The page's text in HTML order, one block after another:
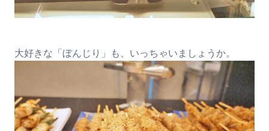
大好きな「ぼんじり」も、いっちゃいましょうか。